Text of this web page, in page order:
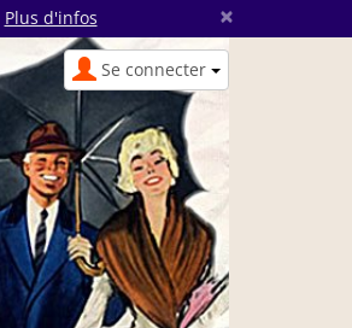
Plus d'infos ×
Se connecter